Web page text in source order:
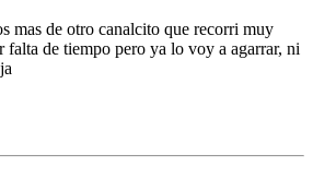
mas de otro canalcito que recorri muy
falta de tiempo pero ya lo voy a agarrar, ni